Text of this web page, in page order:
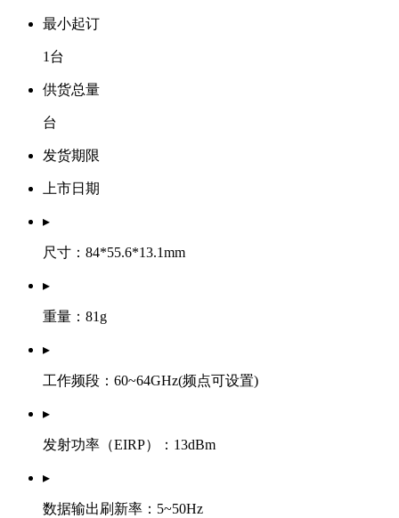
最小起订
1台
供货总量
台
发货期限
上市日期
▸
尺寸：84*55.6*13.1mm
▸
重量：81g
▸
工作频段：60~64GHz(频点可设置)
▸
发射功率（EIRP）：13dBm
▸
数据输出刷新率：5~50Hz